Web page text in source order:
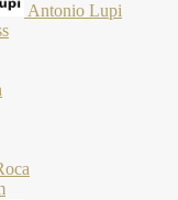
Antonio Lupi